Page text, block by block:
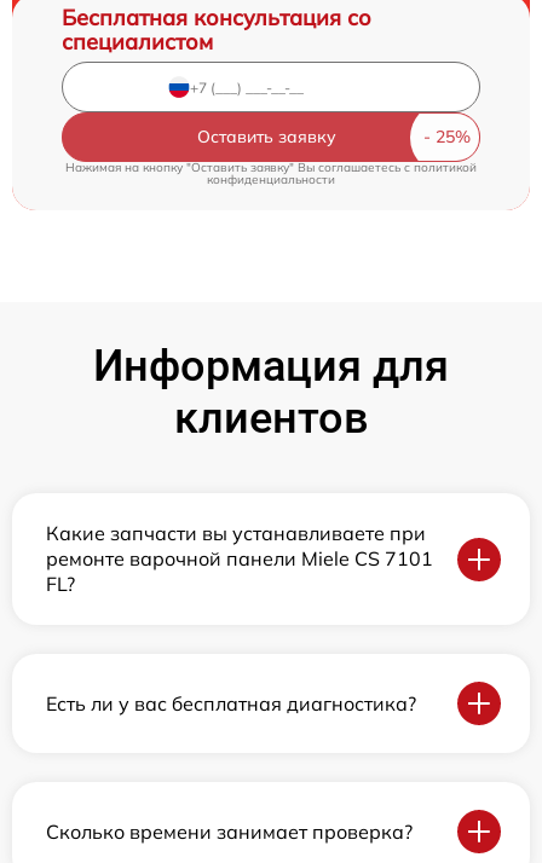
Бесплатная консультация со
специалистом
Оставить заявку
Нажимая на кнопку "Оставить заявку" Вы соглашаетесь cполитикой
конфиденциальности
Информация для
клиентов
Какие запчасти вы устанавливаете при
ремонте варочной панели Miele CS 7101
FL?
Есть ли у вас бесплатная диагностика?
Сколько времени занимает проверка?